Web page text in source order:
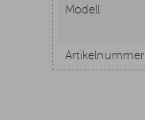
Modell
Artikelnummer